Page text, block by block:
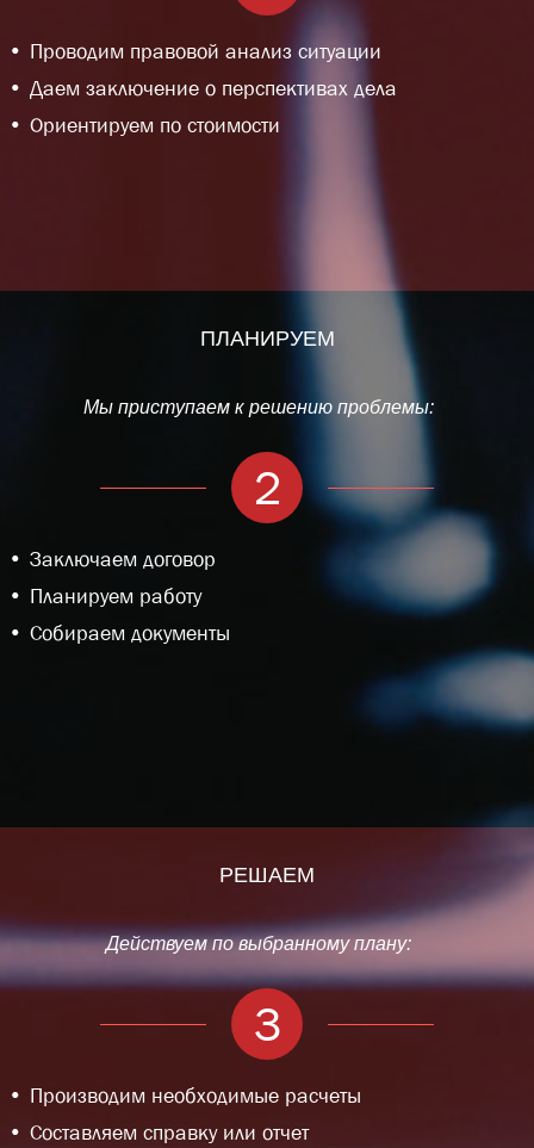
Проводим правовой анализ ситуации
Даем заключение о перспективах дела
Ориентируем по стоимости
ПЛАНИРУЕМ
Мы приступаем к решению проблемы:
2
Заключаем договор
Планируем работу
Собираем документы
РЕШАЕМ
Действуем по выбранному плану:
3
Производим необходимые расчеты
Составляем справку или отчет